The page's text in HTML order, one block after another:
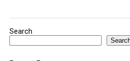
Search